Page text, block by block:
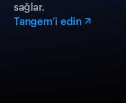
sağlar.
Tangem’i edin